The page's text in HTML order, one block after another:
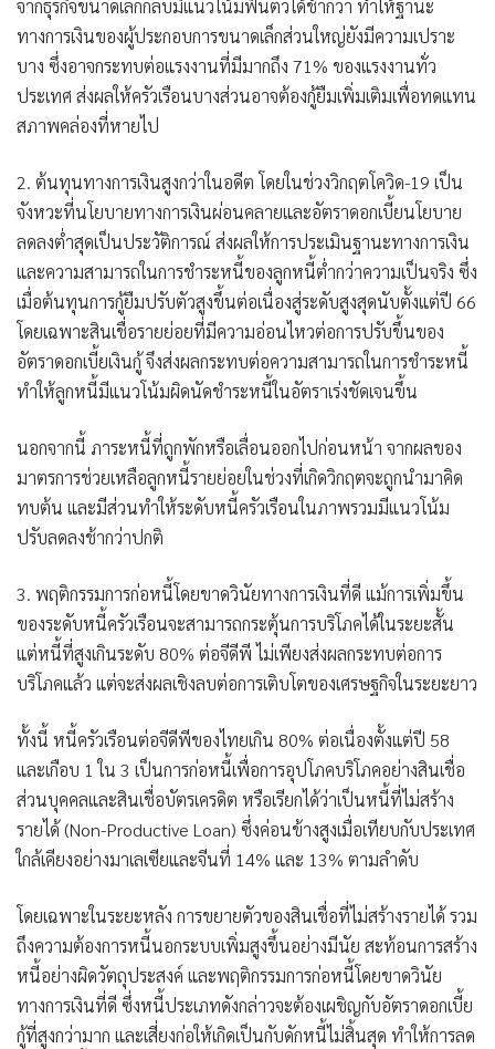
จากธุรกิจขนาดเล็กกลับมีแนวโน้มฟื้นตัวได้ช้ากว่า ทำให้ฐานะ
ทางการเงินของผู้ประกอบการขนาดเล็กส่วนใหญ่ยังมีความเปราะ
บาง ซึ่งอาจกระทบต่อแรงงานที่มีมากถึง 71% ของแรงงานทั่ว
ประเทศ ส่งผลให้ครัวเรือนบางส่วนอาจต้องกู้ยืมเพิ่มเติมเพื่อทดแทน
สภาพคล่องที่หายไป
2. ต้นทุนทางการเงินสูงกว่าในอดีต โดยในช่วงวิกฤตโควิด-19 เป็น
จังหวะที่นโยบายทางการเงินผ่อนคลายและอัตราดอกเบี้ยนโยบาย
ลดลงต่ำสุดเป็นประวัติการณ์ ส่งผลให้การประเมินฐานะทางการเงิน
และความสามารถในการชำระหนี้ของลูกหนี้ต่ำกว่าความเป็นจริง ซึ่ง
เมื่อต้นทุนการกู้ยืมปรับตัวสูงขึ้นต่อเนื่องสู่ระดับสูงสุดนับตั้งแต่ปี 66
โดยเฉพาะสินเชื่อรายย่อยที่มีความอ่อนไหวต่อการปรับขึ้นของ
อัตราดอกเบี้ยเงินกู้ จึงส่งผลกระทบต่อความสามารถในการชำระหนี้
ทำให้ลูกหนี้มีแนวโน้มผิดนัดชำระหนี้ในอัตราเร่งชัดเจนขึ้น
นอกจากนี้ ภาระหนี้ที่ถูกพักหรือเลื่อนออกไปก่อนหน้า จากผลของ
มาตรการช่วยเหลือลูกหนี้รายย่อยในช่วงที่เกิดวิกฤตจะถูกนำมาคิด
ทบต้น และมีส่วนทำให้ระดับหนี้ครัวเรือนในภาพรวมมีแนวโน้ม
ปรับลดลงช้ากว่าปกติ
3. พฤติกรรมการก่อหนี้โดยขาดวินัยทางการเงินที่ดี แม้การเพิ่มขึ้น
ของระดับหนี้ครัวเรือนจะสามารถกระตุ้นการบริโภคได้ในระยะสั้น
แต่หนี้ที่สูงเกินระดับ 80% ต่อจีดีพี ไม่เพียงส่งผลกระทบต่อการ
บริโภคแล้ว แต่จะส่งผลเชิงลบต่อการเติบโตของเศรษฐกิจในระยะยาว
ทั้งนี้ หนี้ครัวเรือนต่อจีดีพีของไทยเกิน 80% ต่อเนื่องตั้งแต่ปี 58
และเกือบ 1 ใน 3 เป็นการก่อหนี้เพื่อการอุปโภคบริโภคอย่างสินเชื่อ
ส่วนบุคคลและสินเชื่อบัตรเครดิต หรือเรียกได้ว่าเป็นหนี้ที่ไม่สร้าง
รายได้ (Non-Productive Loan) ซึ่งค่อนข้างสูงเมื่อเทียบกับประเทศ
ใกล้เคียงอย่างมาเลเซียและจีนที่ 14% และ 13% ตามลำดับ
โดยเฉพาะในระยะหลัง การขยายตัวของสินเชื่อที่ไม่สร้างรายได้ รวม
ถึงความต้องการหนี้นอกระบบเพิ่มสูงขึ้นอย่างมีนัย สะท้อนการสร้าง
หนี้อย่างผิดวัตถุประสงค์ และพฤติกรรมการก่อหนี้โดยขาดวินัย
ทางการเงินที่ดี ซึ่งหนี้ประเภทดังกล่าวจะต้องเผชิญกับอัตราดอกเบี้ย
กู้ที่สูงกว่ามาก และเสี่ยงก่อให้เกิดเป็นกับดักหนี้ไม่สิ้นสุด ทำให้การลด